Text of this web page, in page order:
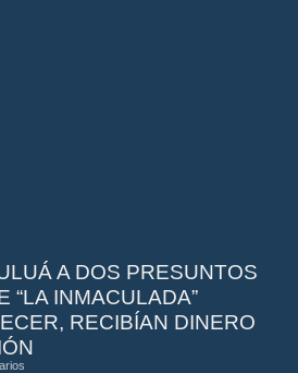
A DOS PRESUNTOS
“LA INMACULADA”
RECIBÍAN DINERO